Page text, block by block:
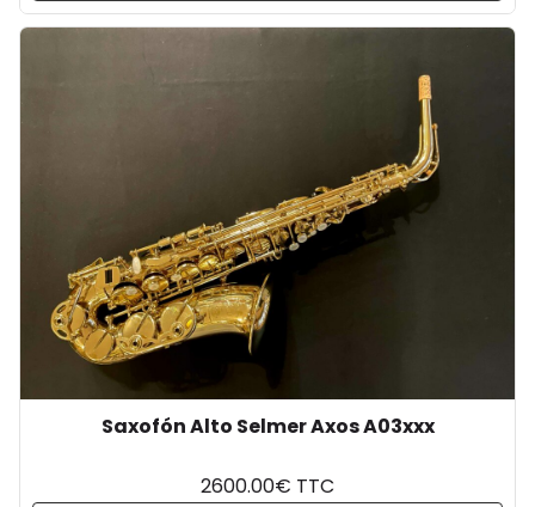
Saxofón Alto Selmer Axos A03xxx
2600.00€ TTC